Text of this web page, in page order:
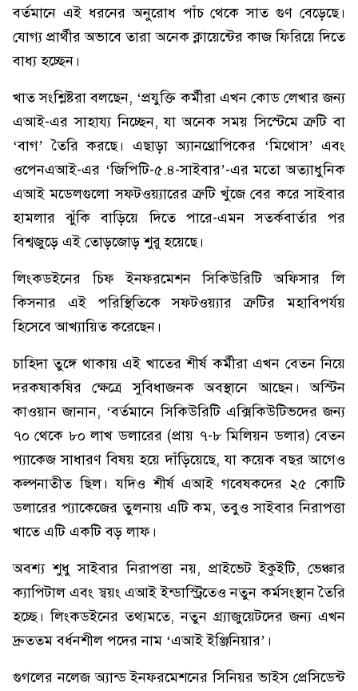
বর্তমানে এই ধরনের অনুরোধ পাঁচ থেকে সাত গুণ বেড়েছে।
যোগ্য প্রার্থীর অভাবে তারা অনেক ক্লায়েন্টের কাজ ফিরিয়ে দিতে
বাধ্য হচ্ছেন।
খাত সংশ্লিষ্টরা বলছেন, ‘প্রযুক্তি কর্মীরা এখন কোড লেখার জন্য
এআই-এর সাহায্য নিচ্ছেন, যা অনেক সময় সিস্টেমে ত্রুটি বা
‘বাগ’ তৈরি করছে। এছাড়া অ্যানথ্রোপিকের ‘মিথোস’ এবং
ওপেনএআই-এর ‘জিপিটি-৫.৪-সাইবার’-এর মতো অত্যাধুনিক
এআই মডেলগুলো সফটওয়্যারের ত্রুটি খুঁজে বের করে সাইবার
হামলার ঝুঁকি বাড়িয়ে দিতে পারে-এমন সতর্কবার্তার পর
বিশ্বজুড়ে এই তোড়জোড় শুরু হয়েছে।
লিংকডইনের চিফ ইনফরমেশন সিকিউরিটি অফিসার লি
কিসনার এই পরিস্থিতিকে সফটওয়্যার ত্রুটির মহাবিপর্যয়
হিসেবে আখ্যায়িত করেছেন।
চাহিদা তুঙ্গে থাকায় এই খাতের শীর্ষ কর্মীরা এখন বেতন নিয়ে
দরকষাকষির ক্ষেত্রে সুবিধাজনক অবস্থানে আছেন। অস্টিন
কাওয়ান জানান, ‘বর্তমানে সিকিউরিটি এক্সিকিউটিভদের জন্য
৭০ থেকে ৮০ লাখ ডলারের (প্রায় ৭-৮ মিলিয়ন ডলার) বেতন
প্যাকেজ সাধারণ বিষয় হয়ে দাঁড়িয়েছে, যা কয়েক বছর আগেও
কল্পনাতীত ছিল। যদিও শীর্ষ এআই গবেষকদের ২৫ কোটি
ডলারের প্যাকেজের তুলনায় এটি কম, তবুও সাইবার নিরাপত্তা
খাতে এটি একটি বড় লাফ।
অবশ্য শুধু সাইবার নিরাপত্তা নয়, প্রাইভেট ইকুইটি, ভেঞ্চার
ক্যাপিটাল এবং স্বয়ং এআই ইন্ডাস্ট্রিতেও নতুন কর্মসংস্থান তৈরি
হচ্ছে। লিংকডইনের তথ্যমতে, নতুন গ্র্যাজুয়েটদের জন্য এখন
দ্রুততম বর্ধনশীল পদের নাম ‘এআই ইঞ্জিনিয়ার’।
গুগলের নলেজ অ্যান্ড ইনফরমেশনের সিনিয়র ভাইস প্রেসিডেন্ট